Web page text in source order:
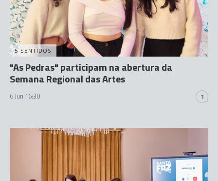
5 SENTIDOS
"As Pedras" participam na abertura da
Semana Regional das Artes
6 Jun 16:30 1